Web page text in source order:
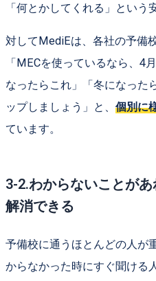
「何とかしてくれる」という
対してMediEは、各社の予備
「MECを使っているなら、4
なったらこれ」「冬になった
ップしましょう」と、 個別に
ています。
3-2.わからないことが
解消できる
予備校に通うほとんどの人が
からなかった時にすぐ聞ける